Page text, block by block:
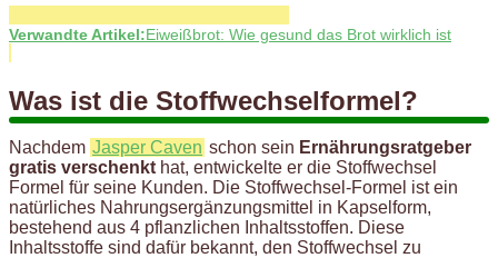
Verwandte Artikel:Eiweißbrot: Wie gesund das Brot wirklich ist
Was ist die Stoffwechselformel?
Nachdem Jasper Caven schon sein Ernährungsratgeber
gratis verschenkt hat, entwickelte er die Stoffwechsel
Formel für seine Kunden. Die Stoffwechsel-Formel ist ein
natürliches Nahrungsergänzungsmittel in Kapselform,
bestehend aus 4 pflanzlichen Inhaltsstoffen. Diese
Inhaltsstoffe sind dafür bekannt, den Stoffwechsel zu